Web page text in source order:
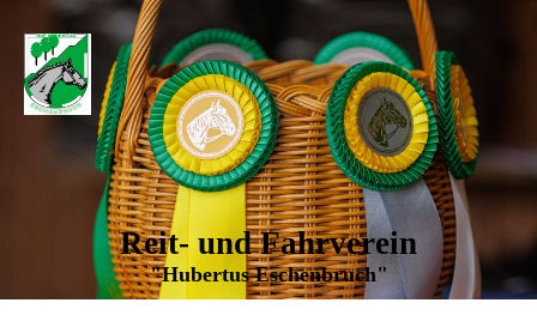
Reit- und Fahrverein
"Hubertus Eschenbruch"